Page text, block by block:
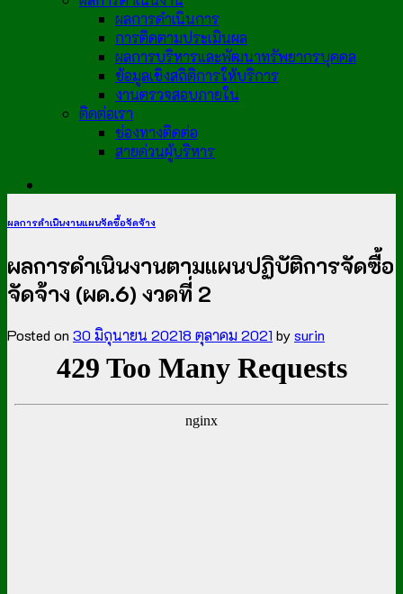
ผลการดำเนินการ
การติดตามประเมินผล
ผลการบริหารและพัฒนาทรัพยากรบุคคล
ข้อมูลเชิงสถิติการให้บริการ
งานตรวจสอบภายใน
ติดต่อเรา
ช่องทางติดต่อ
สายด่วนผู้บริหาร
ผลการดำเนินงานแผนจัดซื้อจัดจ้าง
ผลการดำเนินงานตามแผนปฏิบัติการจัดซื้อ
จัดจ้าง (ผด.6) งวดที่ 2
Posted on 30 มิถุนายน 20218 ตุลาคม 2021 bysurin